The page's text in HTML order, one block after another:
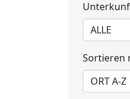
Sortieren